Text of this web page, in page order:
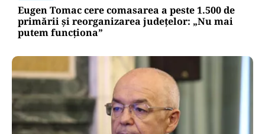
Eugen Tomac cere comasarea a peste 1.500 de
primării și reorganizarea județelor: „Nu mai
putem funcționa”